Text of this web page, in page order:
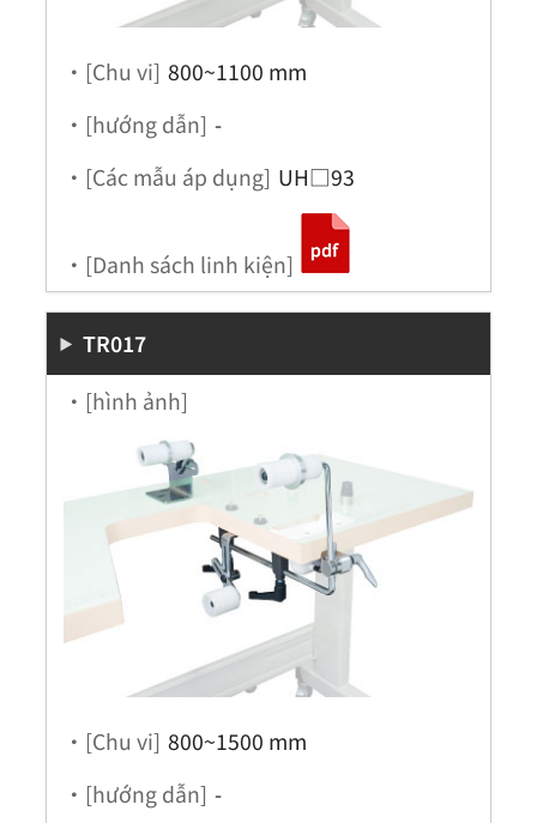
・[Chu vi] 800~1100 mm
・[hướng dẫn] -
・[Các mẫu áp dụng] UH□93
・[Danh sách linh kiện]
TR017
・[hình ảnh]
・[Chu vi] 800~1500 mm
・[hướng dẫn] -